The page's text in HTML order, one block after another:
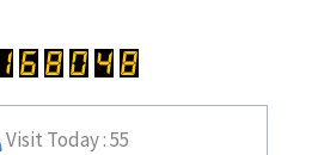
Visit Today : 55